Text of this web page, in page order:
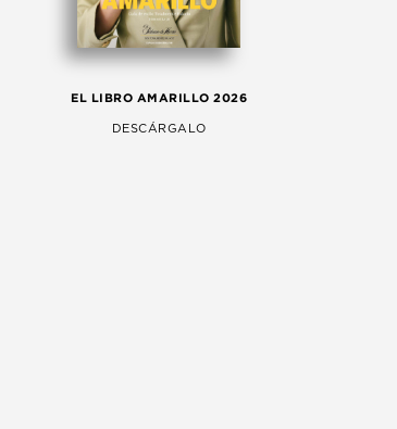
EL LIBRO AMARILLO 2026
DESCÁRGALO